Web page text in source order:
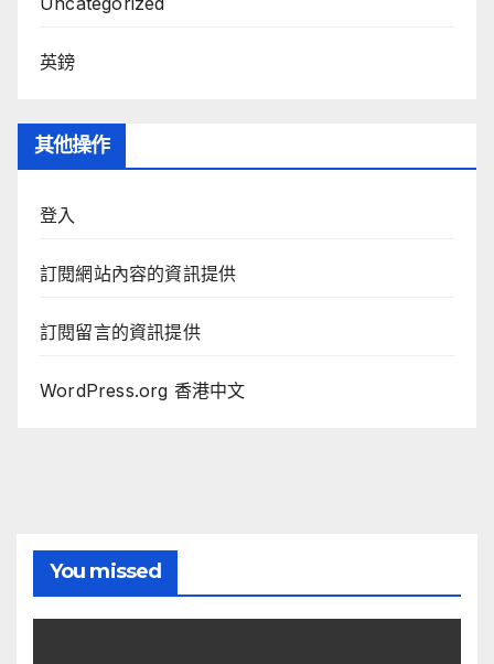
英鎊
其他操作
登入
訂閱網站內容的資訊提供
訂閱留言的資訊提供
WordPress.org 香港中文
You missed